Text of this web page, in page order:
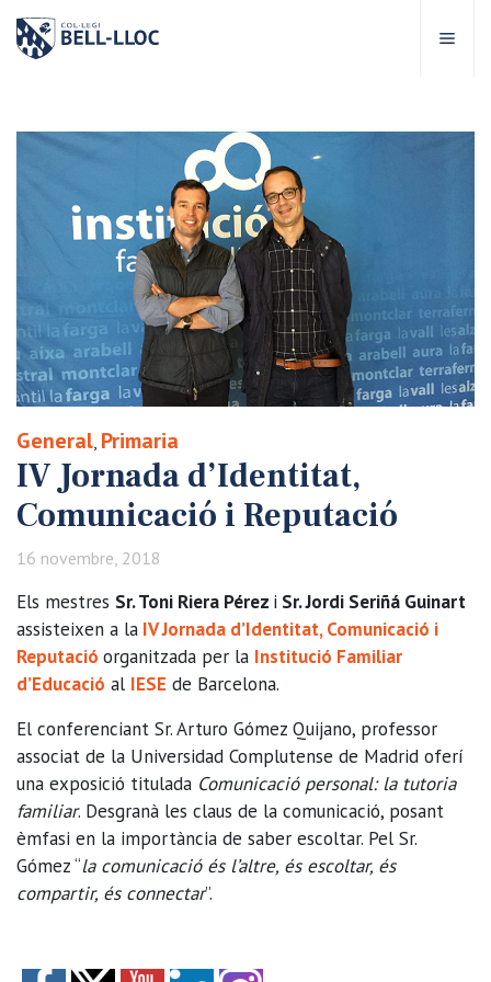
Educatiu
educatives
Escolars
Bell-lloc
General Primaria
IV Jornada d’Identitat,
Comunicació i Reputació
16 novembre, 2018
Els mestres Sr. Toni Riera Pérez i Sr. Jordi Seriñá Guinart
assisteixen a la IV Jornada d’Identitat, Comunicació i
Reputació organitzada per la Institució Familiar
d’Educació al IESE de Barcelona.
El conferenciant Sr. Arturo Gómez Quijano, professor
associat de la Universidad Complutense de Madrid oferí
una exposició titulada Comunicació personal: la tutoria
familiar. Desgranà les claus de la comunicació, posant
èmfasi en la importància de saber escoltar. Pel Sr.
Gómez “la comunicació és l’altre, és escoltar, és
compartir, és connectar”.